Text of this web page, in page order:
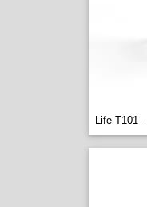
Life T101 -